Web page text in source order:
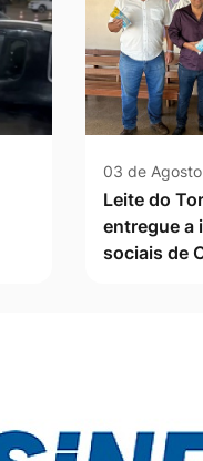
03 de
Leite do
entregue a
sociais de